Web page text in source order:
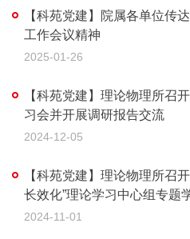
【科苑党建】院属各单位传
工作会议精神
2025-01-26
【科苑党建】理论物理所召
习会并开展调研报告交流
2024-12-05
【科苑党建】理论物理所召
长效化”理论学习中心组专题
2024-11-01